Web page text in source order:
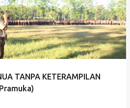
TANPA KETERAMPILAN